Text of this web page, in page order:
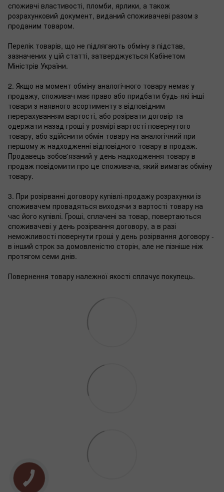
споживчі властивості, пломби, ярлики, а також
розрахунковий документ, виданий споживачеві разом з
проданим товаром.
Перелік товарів, що не підлягають обміну з підстав,
зазначених у цій статті, затверджується Кабінетом
Міністрів України.
2. Якщо на момент обміну аналогічного товару немає у
продажу, споживач має право або придбати будь-які інші
товари з наявного асортименту з відповідним
перерахуванням вартості, або розірвати договір та
одержати назад гроші у розмірі вартості повернутого
товару, або здійснити обмін товару на аналогічний при
першому ж надходженні відповідного товару в продаж.
Продавець зобов'язаний у день надходження товару в
продаж повідомити про це споживача, який вимагає обміну
товару.
3. При розірванні договору купівлі-продажу розрахунки із
споживачем провадяться виходячи з вартості товару на
час його купівлі. Гроші, сплачені за товар, повертаються
споживачеві у день розірвання договору, а в разі
неможливості повернути гроші у день розірвання договору -
в інший строк за домовленістю сторін, але не пізніше ніж
протягом семи днів.
Повернення товару належної якості сплачує покупець.